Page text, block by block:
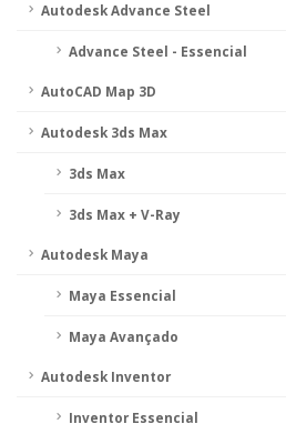
Autodesk Advance Steel
Advance Steel - Essencial
AutoCAD Map 3D
Autodesk 3ds Max
3ds Max
3ds Max + V-Ray
Autodesk Maya
Maya Essencial
Maya Avançado
Autodesk Inventor
Inventor Essencial